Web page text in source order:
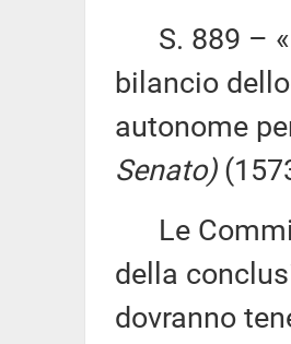
S. 889 –
bilancio
autonome
Senato)
Le
della
dovranno